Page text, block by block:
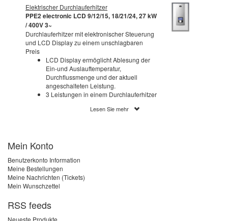
Elektrischer Durchlauferhitzer
PPE2 electronic LCD 9/12/15, 18/21/24, 27 kW
/ 400V 3~
Durchlauferhitzer mit elektronischer Steuerung
und LCD Display zu einem unschlagbaren
Preis
LCD Display ermöglicht Ablesung der
Ein-und Auslauftemperatur,
Durchflussmenge und der aktuell
angeschalteten Leistung.
3 Leistungen in einem Durchlauferhitzer
Leistungseinstellung (betrifft nicht 27 kW
Möglichkeit der Erwärmung des
(Wassertemperatur bis zu 70C)
Blockade der maximalen Temperatur
(z.B. um Kinder vor eventueller
Verbrennungsgefahr zu schützen).
Einschalten bei geringem Druck von 0,1
Lesen Sie mehr
Mein Konto
Benutzerkonto Information
Meine Bestellungen
Meine Nachrichten (Tickets)
Mein Wunschzettel
RSS feeds